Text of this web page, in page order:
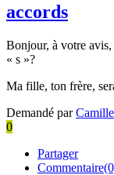
accords
Bonjour, à votre avis,
« s »?
Ma fille, ton frère,
Demandé par
0
Partager